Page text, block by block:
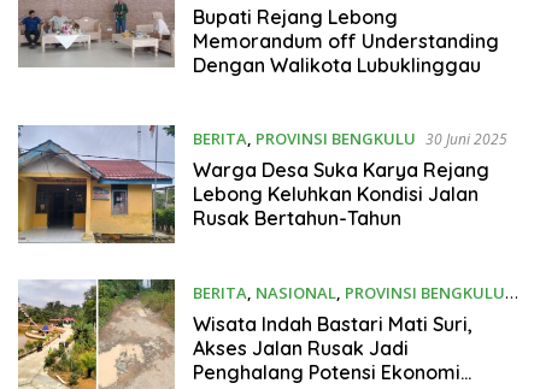
30 Juni 2025
Bupati Rejang Lebong
Memorandum off Understanding
Dengan Walikota Lubuklinggau
BERITA, PROVINSI BENGKULU 30 Juni 2025
Warga Desa Suka Karya Rejang
Lebong Keluhkan Kondisi Jalan
Rusak Bertahun-Tahun
BERITA, NASIONAL, PROVINSI BENGKULU
30 Juni 2025
Wisata Indah Bastari Mati Suri,
Akses Jalan Rusak Jadi
Penghalang Potensi Ekonomi